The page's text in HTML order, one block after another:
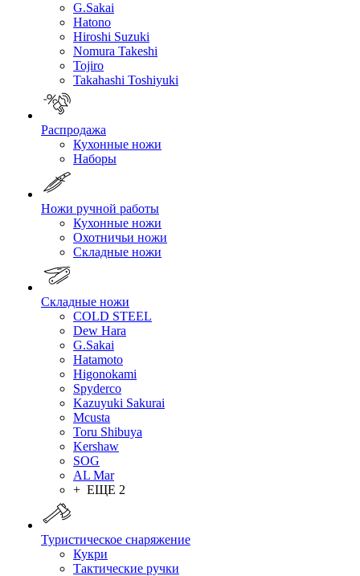
G.Sakai
Hatono
Hiroshi Suzuki
Nomura Takeshi
Tojiro
Takahashi Toshiyuki
Распродажа
Кухонные ножи
Наборы
Ножи ручной работы
Кухонные ножи
Охотничьи ножи
Складные ножи
Складные ножи
COLD STEEL
Dew Hara
G.Sakai
Hatamoto
Higonokami
Spyderco
Kazuyuki Sakurai
Mcusta
Toru Shibuya
Kershaw
SOG
AL Mar
+ ЕЩЕ 2
Туристическое снаряжение
Кукри
Тактические ручки